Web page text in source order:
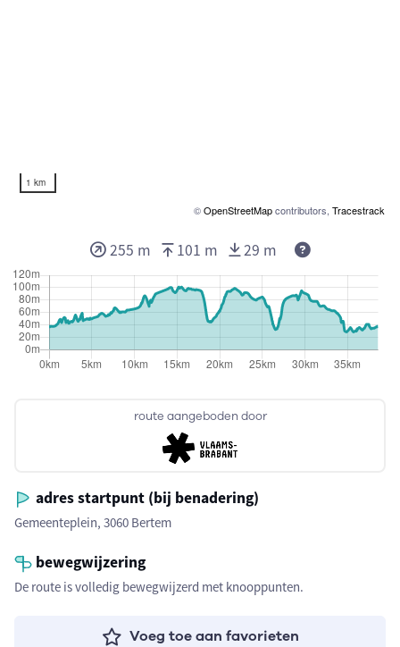
1 km
©OpenStreetMapcontributors, Tracestrack
route aangeboden door
adres startpunt (bij benadering)
Gemeenteplein, 3060 Bertem
bewegwijzering
De route is volledig bewegwijzerd met knooppunten.
Voeg toe aan favorieten
255 m 101 m 29 m Deze